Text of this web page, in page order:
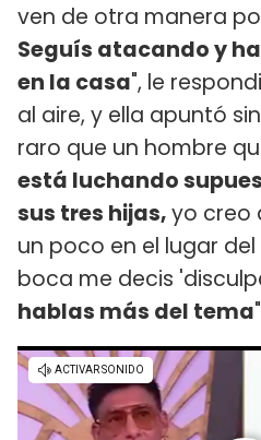
ven de otra manera
Seguís atacando y
en la casa", le
al aire, y ella apuntó
raro que un hombre
está luchando
sus tres hijas,yo creo
un poco en el lugar
boca me decis
hablas más del tema